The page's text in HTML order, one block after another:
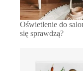
Oświetlenie do
się sprawdzą?